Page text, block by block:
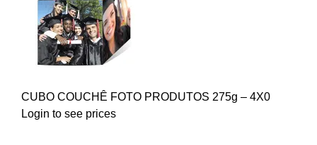
CUBO COUCHÊ FOTO PRODUTOS 275g – 4X0
Login to see prices